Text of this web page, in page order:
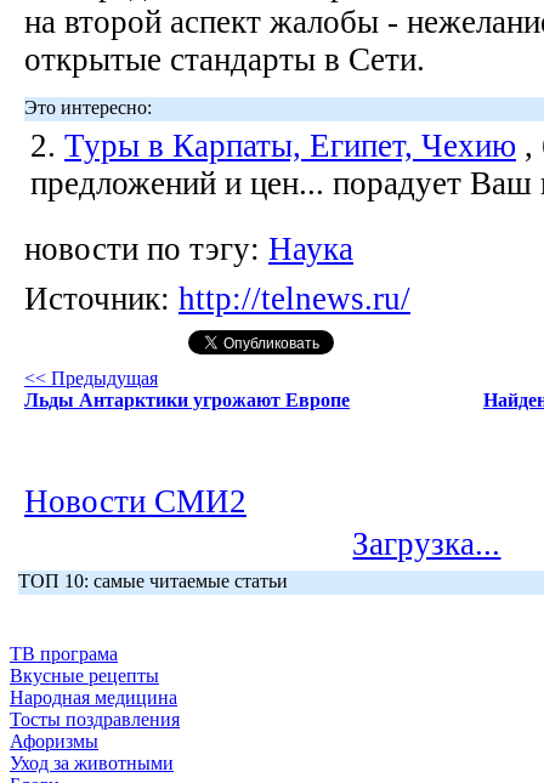
на второй аспект жалобы -
открытые стандарты в Сети.
Это интересно:
2. Туры в Карпаты, Египет, Чехию ,
предложений и цен... порадует Ваш
новости по тэгу: Наука
Источник: http://telnews.ru/
<< Предыдущая
Льды Антарктики угрожают Европе
Новости СМИ2
Загрузка...
ТОП 10: самые читаемые статьи
ТВ програма
Вкусные рецепты
Народная медицина
Тосты поздравления
Афоризмы
Уход за животными